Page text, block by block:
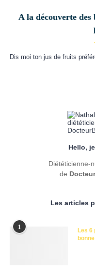
A la découverte
Dis moi ton jus de fruits
Hello,
Diététicienne-
de
Les articles
1
Les 6